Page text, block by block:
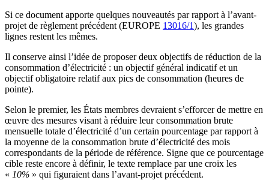
Si ce document apporte quelques nouveautés par rapport à l’avant-
projet de règlement précédent (EUROPE 13016/1), les grandes
lignes restent les mêmes.
Il conserve ainsi l’idée de proposer deux objectifs de réduction de la
consommation d’électricité : un objectif général indicatif et un
objectif obligatoire relatif aux pics de consommation (heures de
pointe).
Selon le premier, les États membres devraient s’efforcer de mettre en
œuvre des mesures visant à réduire leur consommation brute
mensuelle totale d’électricité d’un certain pourcentage par rapport à
la moyenne de la consommation brute d’électricité des mois
correspondants de la période de référence. Signe que ce pourcentage
cible reste encore à définir, le texte remplace par une croix les
« 10% » qui figuraient dans l’avant-projet précédent.